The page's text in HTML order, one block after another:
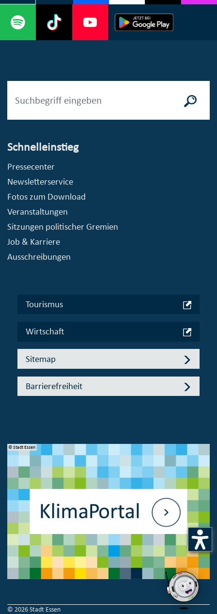
Schnelleinstieg
Pressecenter
Newsletterservice
Fotos zum Download
Veranstaltungen
Sitzungen politischer Gremien
Job & Karriere
Ausschreibungen
Tourismus
Wirtschaft
Sitemap
Barrierefreiheit
© Stadt Essen
© 2026 Stadt Essen